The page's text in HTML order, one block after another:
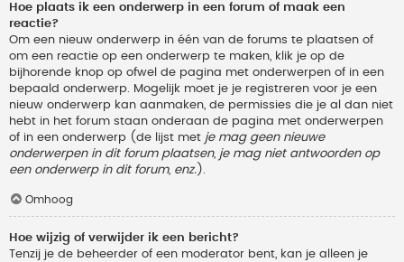
Hoe plaats ik een onderwerp in een forum of maak een
reactie?
Om een nieuw onderwerp in één van de forums te plaatsen of
om een reactie op een onderwerp te maken, klik je op de
bijhorende knop op ofwel de pagina met onderwerpen of in een
bepaald onderwerp. Mogelijk moet je je registreren voor je een
nieuw onderwerp kan aanmaken, de permissies die je al dan niet
hebt in het forum staan onderaan de pagina met onderwerpen
of in een onderwerp (de lijst met je mag geen nieuwe
onderwerpen in dit forum plaatsen, je mag niet antwoorden op
een onderwerp in dit forum, enz. ).
Omhoog
Hoe wijzig of verwijder ik een bericht?
Tenzij je de beheerder of een moderator bent, kan je alleen je